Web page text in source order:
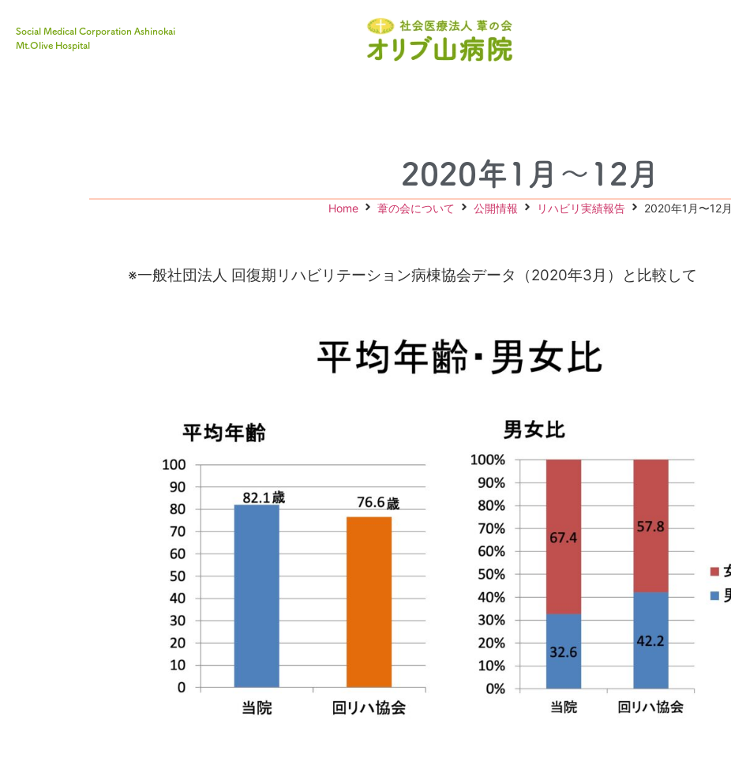
Social Medical Corporation Ashinokai
Mt.Olive Hospital
2020年1月〜12月
Home 葦の会について 公開情報 リハビリ実績報告 2020年1月〜12月
※一般社団法人 回復期リハビリテーション病棟協会データ（2020年3月） と比較して